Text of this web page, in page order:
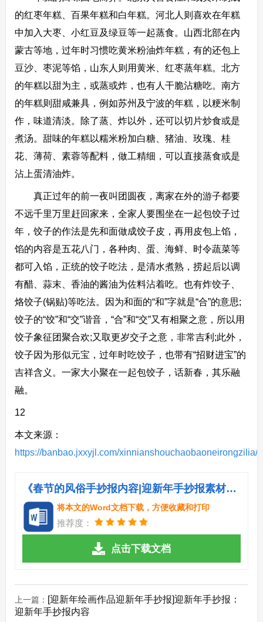
的红枣年糕、百果年糕和白年糕。河北人则喜欢在年糕
中加入大枣、小红豆及绿豆等一起蒸食。山西北部在内
蒙古等地，过年时习惯吃黄米粉油炸年糕，有的还包上
豆沙、枣泥等馅，山东人则用黄米、红枣蒸年糕。北方
的年糕以甜为主，或蒸或炸，也有人干脆沾糖吃。南方
的年糕则甜咸兼具，例如苏州及宁波的年糕，以粳米制
作，味道清淡。除了蒸、炸以外，还可以切片炒食或是
煮汤。甜味的年糕以糯米粉加白糖、猪油、玫瑰、桂
花、薄荷、素蓉等配料，做工精细，可以直接蒸食或是
沾上蛋清油炸。
真正过年的前一夜叫团圆夜，离家在外的游子都要
不远千里万里赶回家来，全家人要围坐在一起包饺子过
年，饺子的作法是先和面做成饺子皮，再用皮包上馅，
馅的内容是五花八门，各种肉、蛋、海鲜、时令蔬菜等
都可入馅，正统的饺子吃法，是清水煮熟，捞起后以调
有醋、蒜末、香油的酱油为佐料沾着吃。也有炸饺子、
烙饺子(锅贴)等吃法。因为和面的“和”字就是“合”的意思;
饺子的“饺”和“交”谐音，“合”和“交”又有相聚之意，所以用
饺子象征团聚合欢;又取更岁交子之意，非常吉利;此外，
饺子因为形似元宝，过年时吃饺子，也带有“招财进宝”的
吉祥含义。一家大小聚在一起包饺子，话新春，其乐融
融。
12
本文来源：
https://banbao.jxxyjl.com/xinnianshouchaobaoneirongzilia/
《春节的风俗手抄报内容|迎新年手抄报素材：春节的风俗.doc》
将本文的Word文档下载，方便收藏和打印
推荐度：
点击下载文档
上一篇：
[迎新年绘画作品迎新年手抄报]迎新年手抄报：
迎新年手抄报内容